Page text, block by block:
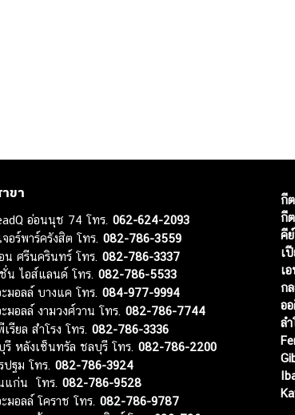
ขา
อ่อนนุช 74 โทร.062-624-2093
จอร์พาร์ครังสิต โทร.082-786-3559
น ศรีนครินทร์ โทร.082-786-3337
น ไอส์แลนด์ โทร.082-786-5533
ะมอลล์ บางแค โทร.084-977-9994
ะมอลล์ งามวงศ์วาน โทร.082-786-7744
เรียล สำโรง โทร.082-786-3336
รี หลังเซ็นทรัล ชลบุรี โทร.082-786-2200
ปฐม โทร.082-786-3924
แก่น โทร.082-786-9528
ะมอลล์ โคราช โทร.082-786-9787
กี
กี
คี
เ
เ
ก
อ
ล